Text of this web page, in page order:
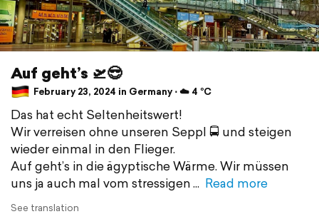
Auf geht’s 🛫😎
February 23, 2024 in Germany ⋅ ☁️ 4 °C
Das hat echt Seltenheitswert!
Wir verreisen ohne unseren Seppl 🚍 und steigen
wieder einmal in den Flieger.
Auf geht’s in die ägyptische Wärme. Wir müssen
uns ja auch mal vom stressigen
Read more
See translation